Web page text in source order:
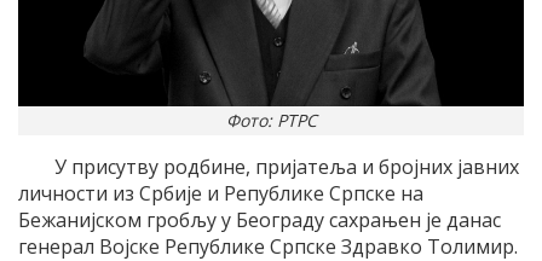
Фото: РТРС
У присутву родбине, пријатеља и бројних јавних
личности из Србије и Републике Српске на
Бежанијском гробљу у Београду сахрањен је данас
генерал Војске Републике Српске Здравко Толимир.